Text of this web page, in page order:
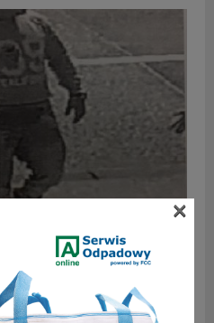
kasę na stadionie
×